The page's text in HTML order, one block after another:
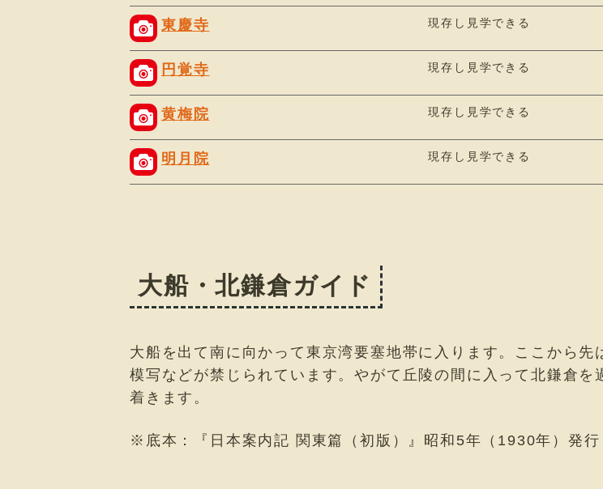
東慶寺 現存し見学できる
円覚寺 現存し見学できる
黄梅院 現存し見学できる
明月院 現存し見学できる
大船・北鎌倉ガイド
大船を出て南に向かって東京湾要塞地帯に入ります。ここから
模写などが禁じられています。やがて丘陵の間に入って北鎌倉
着きます。
※底本：『日本案内記 関東篇（初版）』昭和5年（1930年）発行